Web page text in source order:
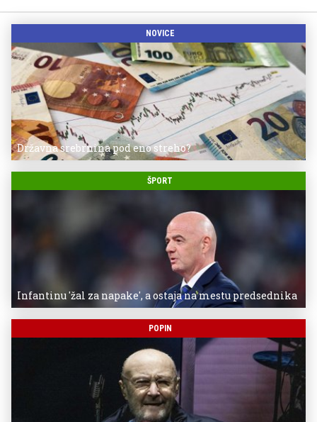
NOVICE
Državna srebrnina pod eno streho?
ŠPORT
Infantinu 'žal za napake', a ostaja na mestu predsednika
POPIN